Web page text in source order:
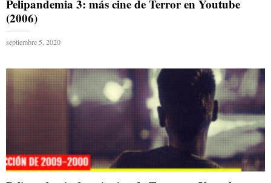
Pelipandemia 3: más cine de Terror en Youtube
(2006)
septiembre 5, 2020